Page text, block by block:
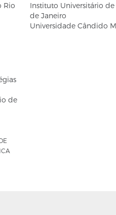
Rio
Instituto Universitário de
de Janeiro
Universidade Cândido
de